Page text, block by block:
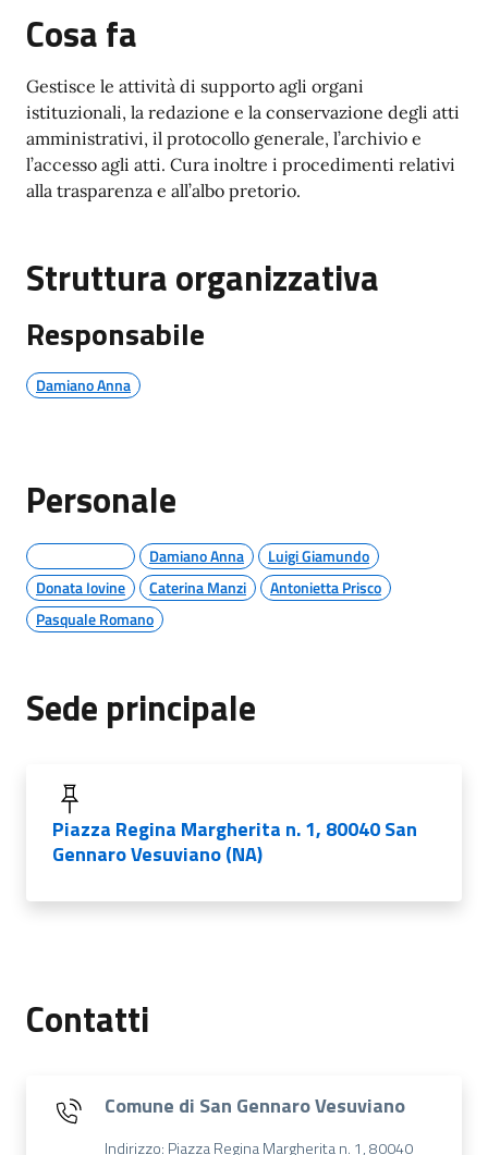
Cosa fa
Gestisce le attività di supporto agli organi
istituzionali, la redazione e la conservazione degli atti
amministrativi, il protocollo generale, l’archivio e
l’accesso agli atti. Cura inoltre i procedimenti relativi
alla trasparenza e all’albo pretorio.
Struttura organizzativa
Responsabile
Damiano Anna
Personale
Damiano Anna
Luigi Giamundo
Donata Iovine
Caterina Manzi
Antonietta Prisco
Pasquale Romano
Sede principale
Piazza Regina Margherita n. 1, 80040 San
Gennaro Vesuviano (NA)
Contatti
Comune di San Gennaro Vesuviano
Indirizzo: Piazza Regina Margherita n. 1, 80040